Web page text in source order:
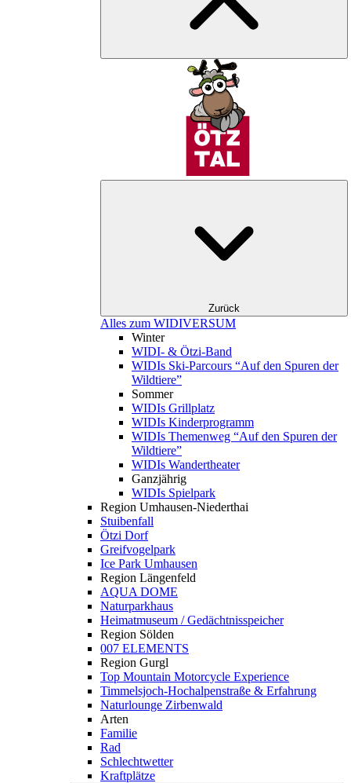
Zurück
Alles zum WIDIVERSUM
Winter
WIDI- & Ötzi-Band
WIDIs Ski-Parcours “Auf den Spuren der
Wildtiere”
Sommer
WIDIs Grillplatz
WIDIs Kinderprogramm
WIDIs Themenweg “Auf den Spuren der
Wildtiere”
WIDIs Wandertheater
Ganzjährig
WIDIs Spielpark
Region Umhausen-Niederthai
Stuibenfall
Ötzi Dorf
Greifvogelpark
Ice Park Umhausen
Region Längenfeld
AQUA DOME
Naturparkhaus
Heimatmuseum / Gedächtnisspeicher
Region Sölden
007 ELEMENTS
Region Gurgl
Top Mountain Motorcycle Experience
Timmelsjoch-Hochalpenstraße & Erfahrung
Naturlounge Zirbenwald
Arten
Familie
Rad
Schlechtwetter
Kraftplätze